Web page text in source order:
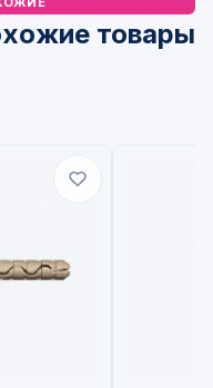
товары